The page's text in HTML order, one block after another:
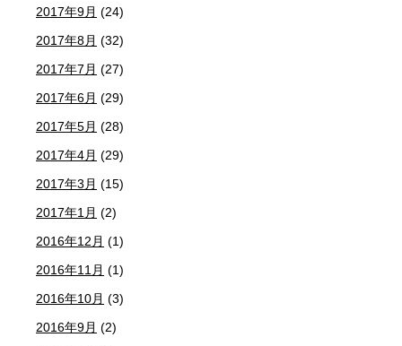
2017年9月 (24)
2017年8月 (32)
2017年7月 (27)
2017年6月 (29)
2017年5月 (28)
2017年4月 (29)
2017年3月 (15)
2017年1月 (2)
2016年12月 (1)
2016年11月 (1)
2016年10月 (3)
2016年9月 (2)